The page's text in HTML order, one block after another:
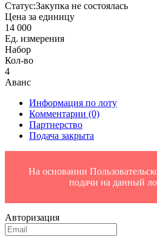
Статус:Закупка не состоялась
Цена за единицу
14 000
Ед. измерения
Набор
Кол-во
4
Аванс
Информация по лоту
Комментарии (0)
Партнерство
Подача закрыта
На основании
подачи на данный
Авторизация